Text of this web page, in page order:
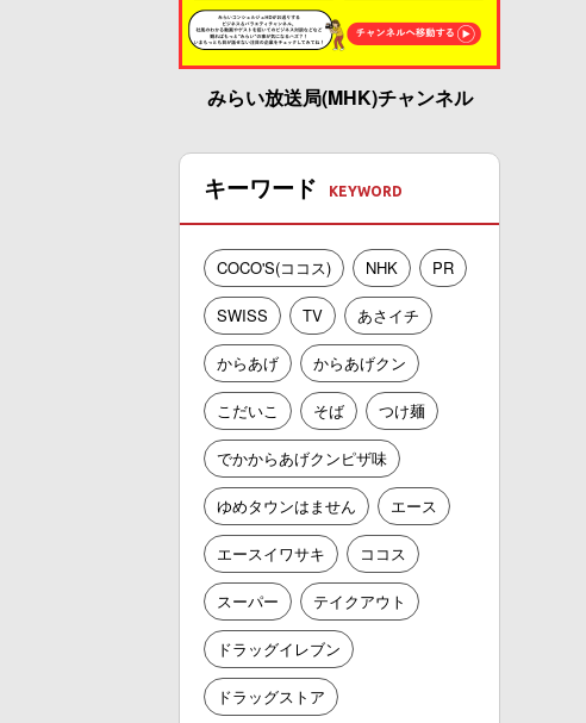
みらい放送局(MHK)チャンネル
キーワード
COCO'S(ココス) NHK PR
SWISS TV あさイチ
からあげ からあげクン
こだいこ そば つけ麺
でかからあげクンピザ味
ゆめタウンはません エース
エースイワサキ ココス
スーパー テイクアウト
ドラッグイレブン
ドラッグストア